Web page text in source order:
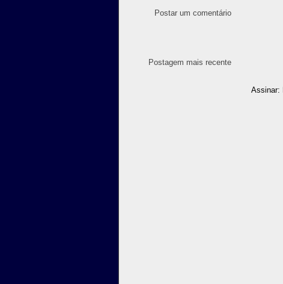
Postar um comentário
Postagem mais recente
Assinar: